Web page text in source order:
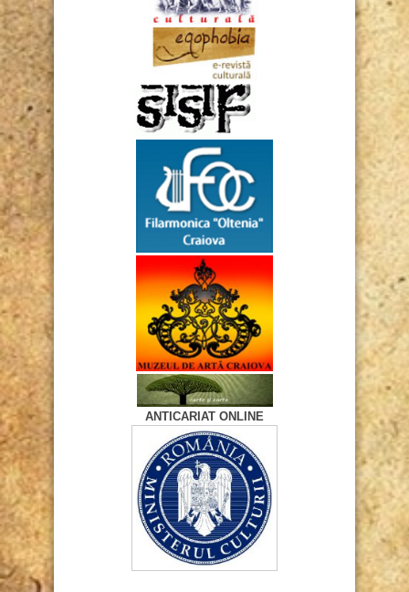
ANTICARIAT ONLINE